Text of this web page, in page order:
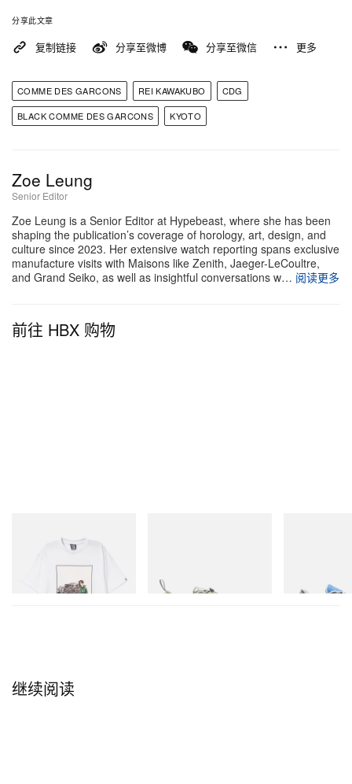
分享此文章
复制链接 分享至微博 分享至微信 更多
COMME DES GARCONS REI KAWAKUBO
CDG
BLACK COMME DES GARCONS
KYOTO
Zoe Leung
Senior Editor
Zoe Leung is a Senior Editor at Hypebeast, where she has been
shaping the publication’s coverage of horology, art, design, and
culture since 2023. Her extensive watch reporting spans exclusive
manufacture visits with Maisons like Zenith, Jaeger-LeCoultre,
and Grand Seiko, as well as insightful conversations w… 阅读更多
前往 HBX 购物
Billionaire Boys Club X Initial
D Cotton T-Shirt 2
立刻购入
继续阅读